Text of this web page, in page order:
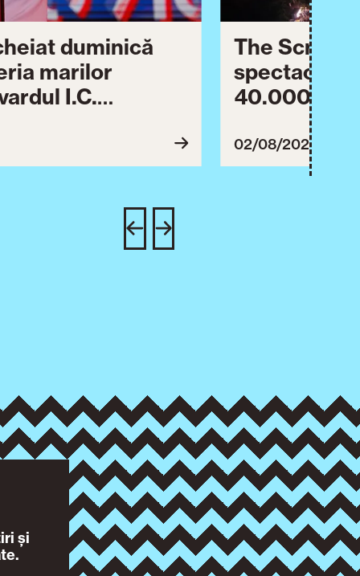
duminică
marilor
I.C.
astăzi cu o
culturale
The Script
40.000 de
împreună
02/08/2026
și